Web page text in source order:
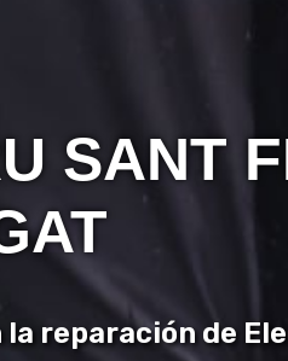
SANT
reparación de